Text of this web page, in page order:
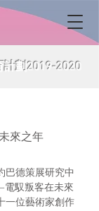
劃2019-2020
來之年
巴德策展研究中
電馭叛客在未來
一位藝術家創作